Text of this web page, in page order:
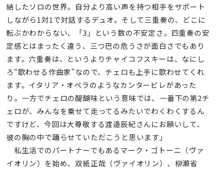
結したソロの世界。自分より高い声を持つ相手をサポート
しながら1対1で対話するデュオ。そして三重奏の、どこに
転ぶかわからない、「3」という数の不安定さ。四重奏の安
定感とはまったく違う、三つ巴の危うさが面白さでもあり
ます。六重奏は、というよりチャイコフスキーは、なにし
ろ“歌わせる作曲家”なので、チェロも上手に歌わせてくれ
ます。イタリア・オペラのようなカンタービレがあった
り。一方でチェロの醍醐味という意味では、一番下の第2チ
ェロが、みんなを乗せて走ってるみたいでわくわくするん
ですけど、今回は大尊敬する渡邉辰紀さんにお願いして、
彼の胸の中で踊らせていただこうと思います」
私生活でのパートナーでもあるマーク・ゴトーニ（ヴァ
イオリン）を始め、双紙正哉（ヴァイオリン）、柳瀬省